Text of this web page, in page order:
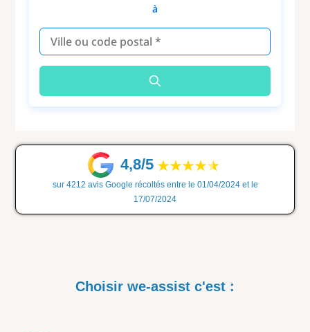
à
4,8/5
sur 4212 avis Google récoltés entre le 01/04/2024 et le
17/07/2024
Choisir we-assist c'est :